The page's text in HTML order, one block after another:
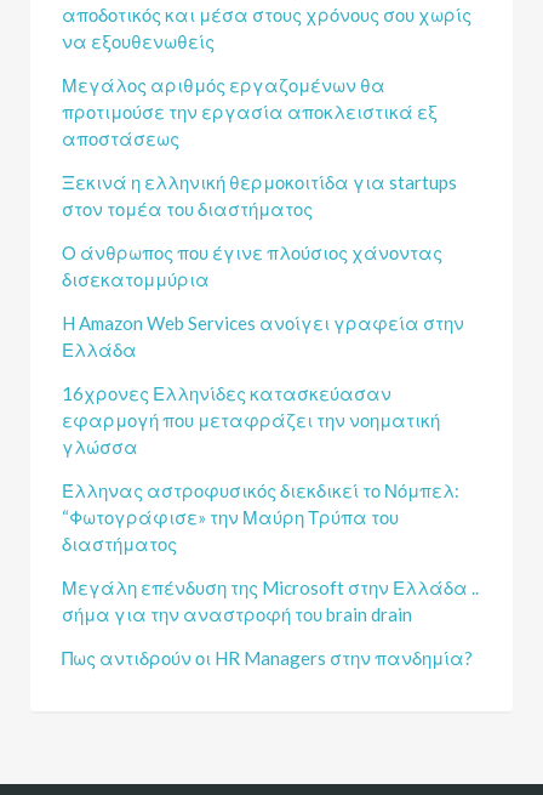
αποδοτικός και μέσα στους χρόνους σου χωρίς
να εξουθενωθείς
Μεγάλος αριθμός εργαζομένων θα
προτιμούσε την εργασία αποκλειστικά εξ
αποστάσεως
Ξεκινά η ελληνική θερμοκοιτίδα για startups
στον τομέα του διαστήματος
Ο άνθρωπος που έγινε πλούσιος χάνοντας
δισεκατομμύρια
H Amazon Web Services ανοίγει γραφεία στην
Ελλάδα
16χρονες Ελληνίδες κατασκεύασαν
εφαρμογή που μεταφράζει την νοηματική
γλώσσα
Έλληνας αστροφυσικός διεκδικεί το Νόμπελ:
“Φωτογράφισε» την Μαύρη Τρύπα του
διαστήματος
Μεγάλη επένδυση της Microsoft στην Ελλάδα ..
σήμα για την αναστροφή του brain drain
Πως αντιδρούν οι HR Managers στην πανδημία?